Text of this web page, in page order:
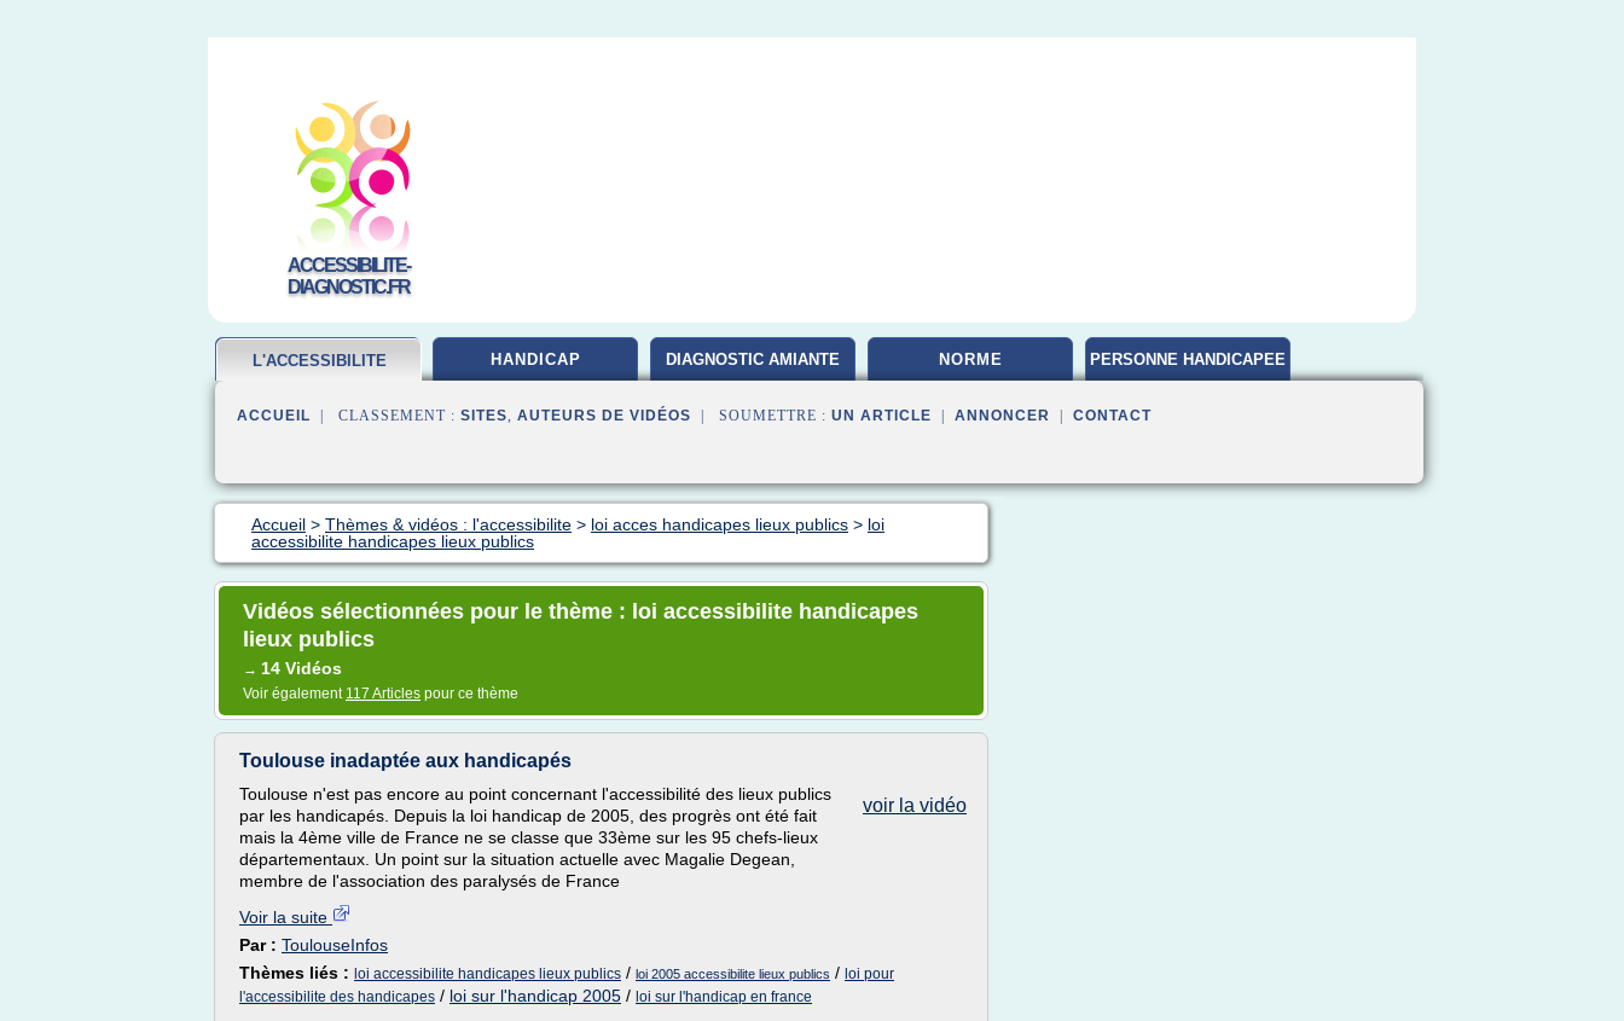
ACCESSIBILITE-
DIAGNOSTIC.FR
L'ACCESSIBILITE HANDICAP DIAGNOSTIC AMIANTE NORME PERSONNE HANDICAPEE
ACCUEIL | CLASSEMENT : SITES, AUTEURS DE VIDÉOS | SOUMETTRE : UN ARTICLE ANNONCER CONTACT
Accueil > Thèmes & vidéos : l'accessibilite > loi acces handicapes lieux publics > loi
accessibilite handicapes lieux publics
Vidéos sélectionnées pour le thème : loi accessibilite handicapes
lieux publics
→ 14 Vidéos
Voir également 117 Articles pour ce thème
Toulouse inadaptée aux handicapés
voir la vidéo
Toulouse n'est pas encore au point concernant l'accessibilité des lieux publics
par les handicapés. Depuis la loi handicap de 2005, des progrès ont été fait
mais la 4ème ville de France ne se classe que 33ème sur les 95 chefs-lieux
départementaux. Un point sur la situation actuelle avec Magalie Degean,
membre de l'association des paralysés de France
Voir la suite
Par : ToulouseInfos
Thèmes liés : loi accessibilite handicapes lieux publics / loi 2005 accessibilite lieux publics / loi pour
l'accessibilite des handicapes / loi sur l'handicap 2005 / loi sur l'handicap en france